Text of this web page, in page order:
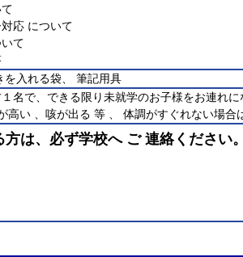
対応 について
て
を入れる袋、 筆記用具
名で、できる限り未就学のお子様をお連れに
高い 、咳が出る 等 、 体調がすぐれない場合
は、必ず学校へ ご 連絡ください